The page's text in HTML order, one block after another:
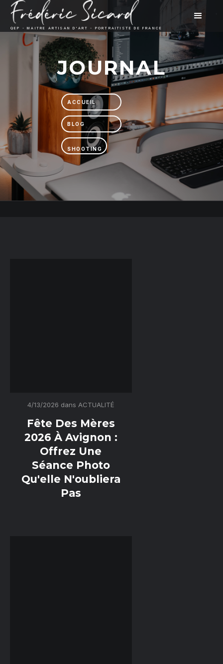
QEP - MAITRE ARTISAN D'ART - PORTRAITISTE DE FRANCE
JOURNAL
ACCUEIL
BLOG
SHOOTING
4/13/2026 dans ACTUALITÉ
Fête Des Mères
2026 À Avignon :
Offrez Une
Séance Photo
Qu'elle N'oubliera
Pas